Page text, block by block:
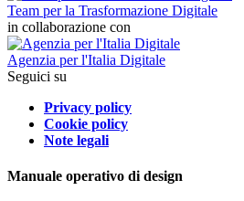
Team per la Trasformazione Digitale
in collaborazione con
Agenzia per l'Italia Digitale
Seguici su
Privacy policy
Cookie policy
Note legali
Manuale operativo di design